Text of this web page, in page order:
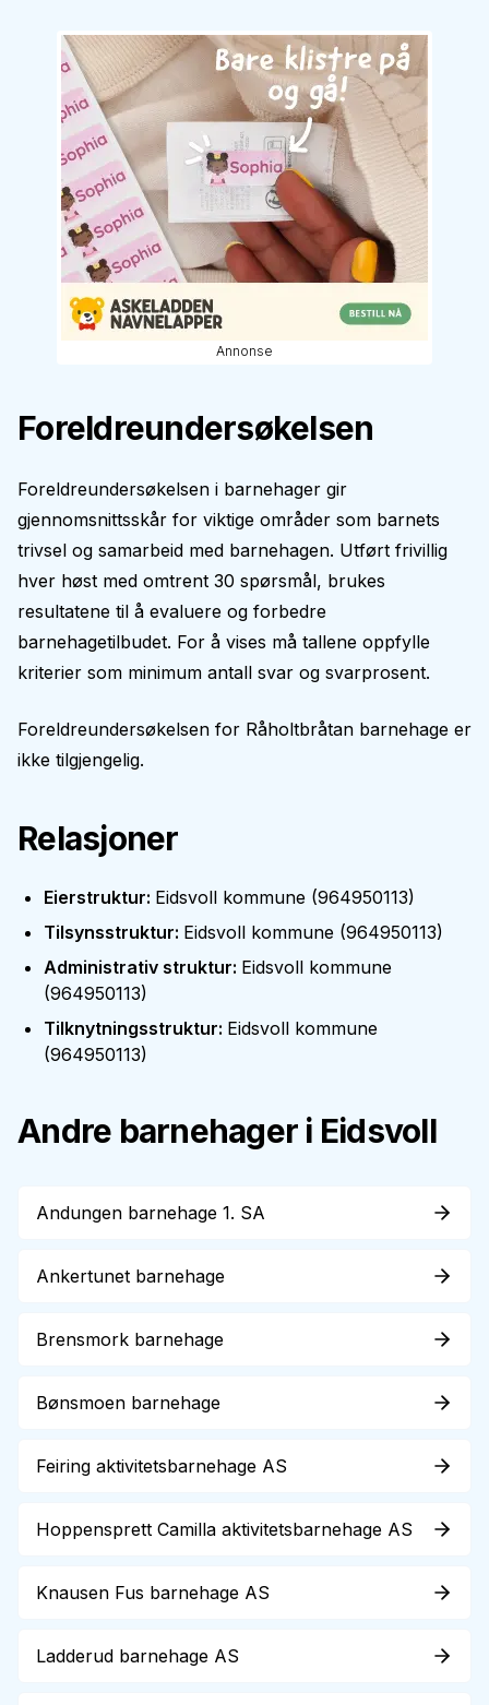
Annonse
Foreldreundersøkelsen
Foreldreundersøkelsen i barnehager gir
gjennomsnittsskår for viktige områder som barnets
trivsel og samarbeid med barnehagen. Utført frivillig
hver høst med omtrent 30 spørsmål, brukes
resultatene til å evaluere og forbedre
barnehagetilbudet. For å vises må tallene oppfylle
kriterier som minimum antall svar og svarprosent.
Foreldreundersøkelsen for Råholtbråtan barnehage er
ikke tilgjengelig.
Relasjoner
Eierstruktur: Eidsvoll kommune (964950113)
Tilsynsstruktur: Eidsvoll kommune (964950113)
Administrativ struktur: Eidsvoll kommune
(964950113)
Tilknytningsstruktur: Eidsvoll kommune
(964950113)
Andre barnehager i Eidsvoll
Andungen barnehage 1. SA
Ankertunet barnehage
Brensmork barnehage
Bønsmoen barnehage
Feiring aktivitetsbarnehage AS
Hoppensprett Camilla aktivitetsbarnehage AS
Knausen Fus barnehage AS
Ladderud barnehage AS